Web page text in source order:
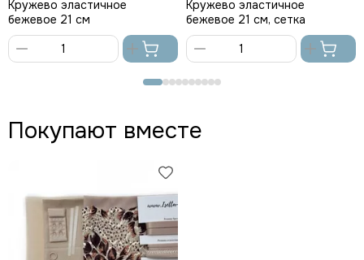
Кружево эластичное
бежевое 21 см
корзину
Кружево эластичное
бежевое 21 см, сетка
Покупают вместе